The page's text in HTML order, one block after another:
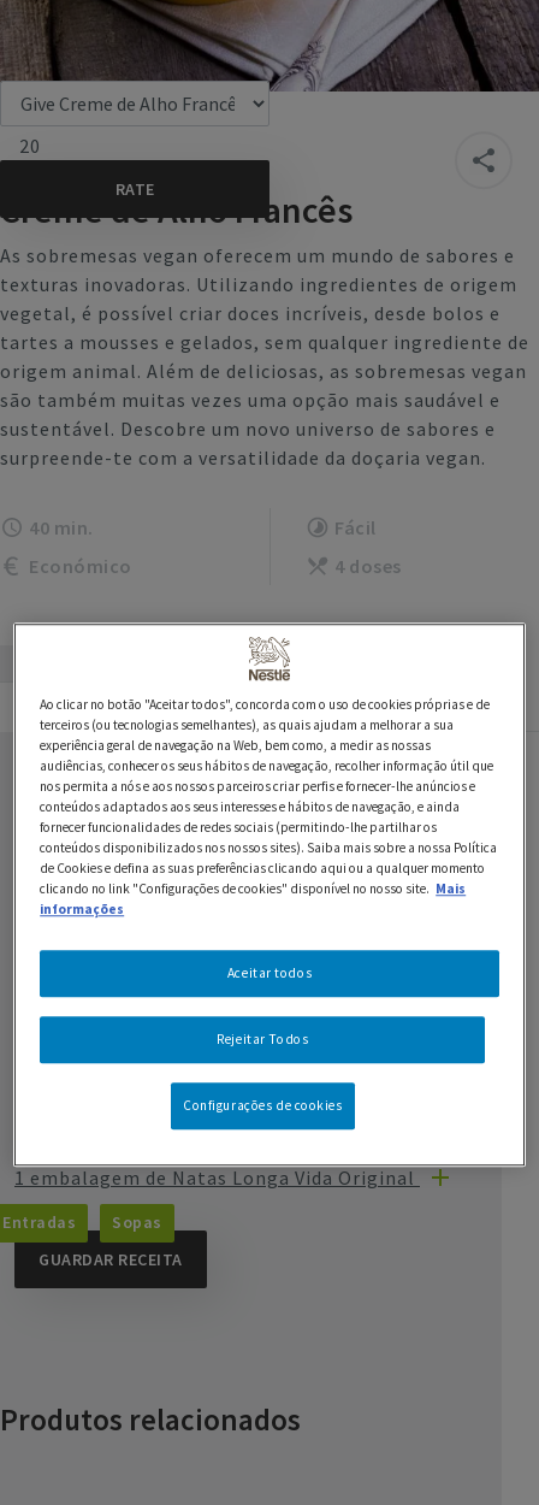
20
Creme de Alho Francês
As sobremesas vegan oferecem um mundo de sabores e
texturas inovadoras. Utilizando ingredientes de origem
vegetal, é possível criar doces incríveis, desde bolos e
tartes a mousses e gelados, sem qualquer ingrediente de
origem animal. Além de deliciosas, as sobremesas vegan
são também muitas vezes uma opção mais saudável e
sustentável. Descobre um novo universo de sabores e
surpreende-te com a versatilidade da doçaria vegan.
40 min.
Fácil
Económico
4 doses
Ingredientes Preparação
Ingredientes
350 g de batata
2 alhos franceses
1 cubo de MAGGI Caldo de Galinha
1 embalagem de Natas Longa Vida Original
GUARDAR RECEITA
Entradas Sopas
Produtos relacionados
Ao clicar no botão "Aceitar todos", concorda com o uso de cookies próprias e de
terceiros (ou tecnologias semelhantes), as quais ajudam a melhorar a sua
experiência geral de navegação na Web, bem como, a medir as nossas
audiências, conhecer os seus hábitos de navegação, recolher informação útil que
nos permita a nós e aos nossos parceiros criar perfis e fornecer-lhe anúncios e
conteúdos adaptados aos seus interesses e hábitos de navegação, e ainda
fornecer funcionalidades de redes sociais (permitindo-lhe partilhar os
conteúdos disponibilizados nos nossos sites). Saiba mais sobre a nossa Política
de Cookies e defina as suas preferências clicando aqui ou a qualquer momento
clicando no link "Configurações de cookies" disponível no nosso site. Mais
informações
Rejeitar Todos
Aceitar todos
Configurações de cookies